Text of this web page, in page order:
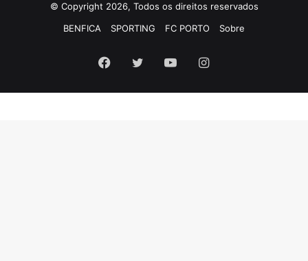
© Copyright 2026, Todos os direitos reservados
BENFICA
SPORTING FC PORTO Sobre
Facebook
TwitterYouTubeInstagram